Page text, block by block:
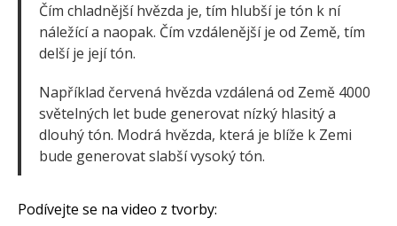
Čím chladnější hvězda je, tím hlubší je tón k ní
náležící a naopak. Čím vzdálenější je od Země, tím
delší je její tón.
Například červená hvězda vzdálená od Země 4000
světelných let bude generovat nízký hlasitý a
dlouhý tón. Modrá hvězda, která je blíže k Zemi
bude generovat slabší vysoký tón.
Podívejte se na video z tvorby: